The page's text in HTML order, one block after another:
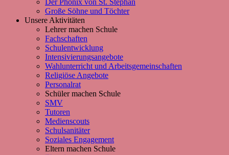
Große Söhne und Töchter
Unsere Aktivitäten
Lehrer machen Schule
Fachschaften
Schulentwicklung
Intensivierungsangebote
Wahlunterricht und Arbeitsgemeinschaften
Religiöse Angebote
Personalrat
Schüler machen Schule
SMV
Tutoren
Medienscouts
Schulsanitäter
Soziales Engagement
Eltern machen Schule